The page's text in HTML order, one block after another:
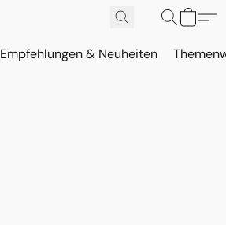
Empfehlungen & Neuheiten